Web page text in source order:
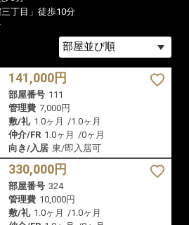
仲介/FR 0ヶ月 /
他3件を表示
居 31枚／登録写真数
デンス新宿戸山
倒的。比べてみれば、REIT FIND
ペット可